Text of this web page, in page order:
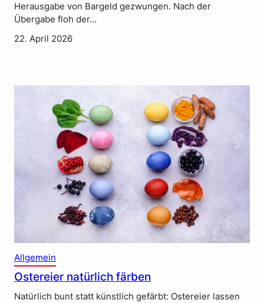
Herausgabe von Bargeld gezwungen. Nach der
Übergabe floh der…
22. April 2026
Allgemein
Ostereier natürlich färben
Natürlich bunt statt künstlich gefärbt: Ostereier lassen